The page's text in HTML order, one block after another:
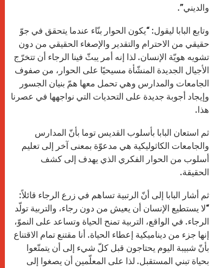
والديني”.
وتابع البابا ليقول: “يكون الحوار بنّاء عندما يتحقق في جوّ
حقيقي من الاحترام والتقدير والإصغاء الحقيقي من دون
تشويه هويّة الإنسان. لذا إنه أمر يبثّ فينا الرجاء أن تتخرّج
الأجيال الجديدة المنشّأة مسيحيًا على الحوار، من صفوف
الجامعات والمدارس وهي تحمل معها همّ بنيان الجسور
وإيجاد أجوبة جديدة على التحديات التي نواجهها في عصرنا
هذا.
ثم استعان البابا بأسلوب القديس توما بأنّ المدارس
والجامعات الكاثوليكية هي مدعوّة بمعنى آخر إلى تعليم
أسلوب من الحوار الفكري الذي يهدف إلى كشف
الحقيقة.
ثم أشار البابا إلى أنّ الرتبية تساهم في زرع الرجاء قائلاً:
“لا يستطيع الإنسان أن يعيش من دون رجاء، والتربية تولّد
الرجاء. في الواقع، التربية تمنح الحياة وتساعد على النموّ،
إنها جزء من ديناميكية إعطاء الحياة. أنا مقتنع تمام الاقتناع
بأنّ شبيبة اليوم يحتاجون قبل كلّ شيء إلى أن يتمتّعوا
بحياة تبني المستقبل. لذا على المعلّمين أن يصغوا إلى